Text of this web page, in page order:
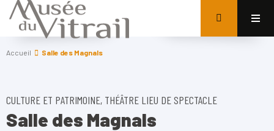
Accueil Salle des Magnals
CULTURE ET PATRIMOINE, THÉÂTRE LIEU DE SPECTACLE
Salle des Magnals